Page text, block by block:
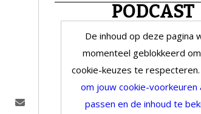
PODCAST
De inhoud op deze pagina
momenteel geblokkeerd
cookie-keuzes te respecteren.
om jouw cookie-voorkeuren
passen en de inhoud te